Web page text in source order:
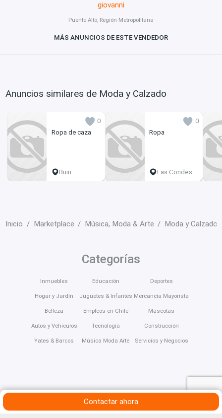
giovanni
Puente Alto, Región Metropolitana
MÁS ANUNCIOS DE ESTE VENDEDOR
Anuncios similares de Moda y Calzado
0
Ropa de caza
Buin
0
Ropa
Las Condes
Inicio Marketplace Música, Moda & Arte Moda y Calzado
Contactar ahora
Categorías
Inmuebles
Hogar y Jardín
Belleza
Autos y Vehículos
Yates & Barcos
Educación
Juguetes & Infantes
Empleos en Chile
Tecnología
Música Moda Arte
Deportes
Mercancía Mayorista
Mascotas
Construcción
Servicios y Negocios